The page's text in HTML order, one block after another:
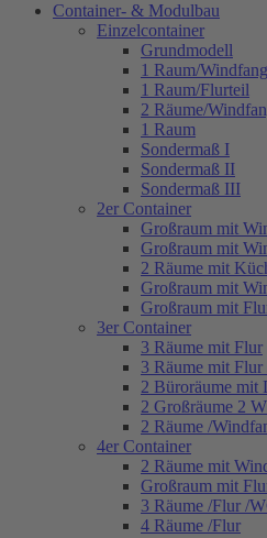
Container- & Modulbau
Einzelcontainer
Grundmodell
1 Raum/Windfang
1 Raum/Flurteil
2 Räume/
1 Raum
Sondermaß I
Sondermaß II
Sondermaß III
2er Container
Großraum mit
Großraum mit
2 Räume mit
Großraum mit
Großraum mit
3er Container
3 Räume mit Flur
3 Räume mit
2 Büroräume mit
2 Großräume 2
2 Räume /
4er Container
2 Räume mit
Großraum mit
3 Räume /Flur /
4 Räume /Flur